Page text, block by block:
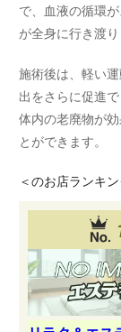
で、血液の循環
が全身に行き渡り
施術後は、軽い
出をさらに促進
体内の老廃物が
とができます。
＜のお店ランキン